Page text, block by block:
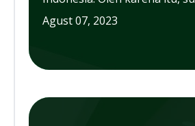
Agust 07, 2023